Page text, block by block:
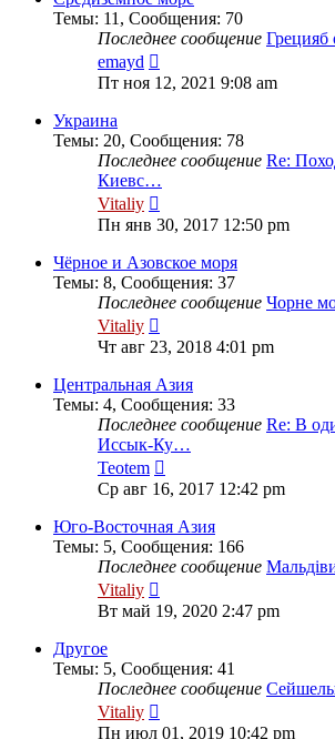
Темы: 11 , Сообщения: 70
Последнее сообщение Грецияб
emayd
к
последнему
Пт ноя 12, 2021 9:08 am
Украина
Темы: 20, Сообщения: 78
Последнее сообщение Re:
Киевс…
Vitaliy
к
последнему
сообщению
Пн янв 30, 2017 12:50 pm
Чёрное и Азовское моря
Темы: 8, Сообщения: 37
Последнее сообщение Чорне
Vitaliy
к
последнему
сообщению
Чт авг 23, 2018 4:01 pm
Центральная Азия
Темы: 4, Сообщения: 33
Последнее сообщение Re: В
Иссык-Ку…
Teotem
к
последнему
сообщению
Ср авг 16, 2017 12:42 pm
Юго-Восточная Азия
Темы: 5, Сообщения: 166
Последнее сообщение
Vitaliy
к
последнему
Вт май 19, 2020 2:47 pm
Другое
Темы: 5, Сообщения: 41
Последнее сообщение
Vitaliy
к
Пн июл 01, 2019 10:42 pm